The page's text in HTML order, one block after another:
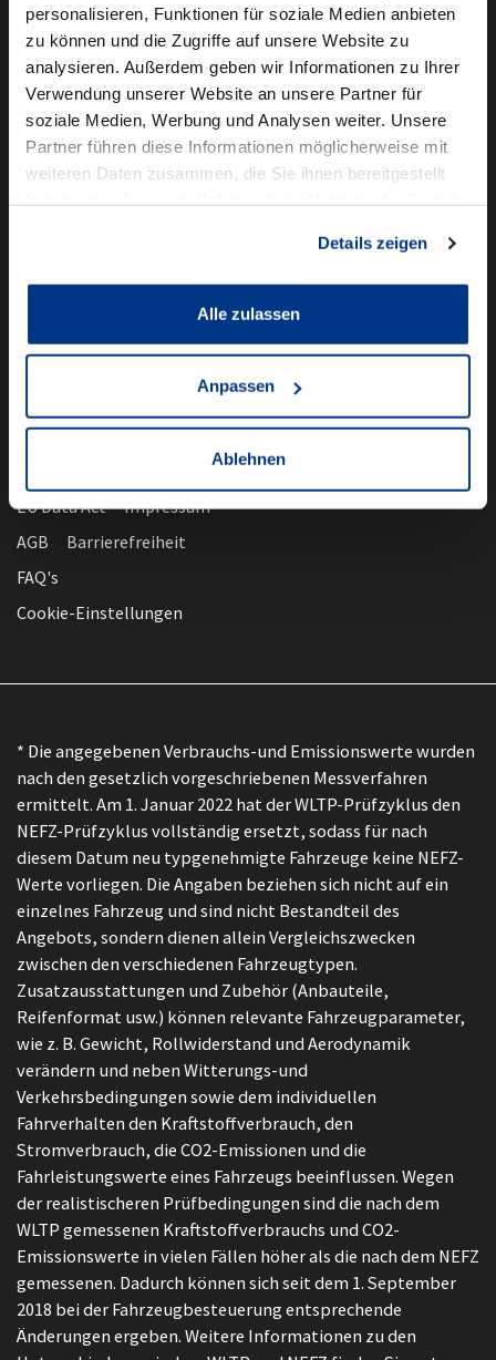
personalisieren, Funktionen für soziale Medien anbieten
zu können und die Zugriffe auf unsere Website zu
analysieren. Außerdem geben wir Informationen zu Ihrer
Verwendung unserer Website an unsere Partner für
soziale Medien, Werbung und Analysen weiter. Unsere
Partner führen diese Informationen möglicherweise mit
weiteren Daten zusammen, die Sie ihnen bereitgestellt
Details zeigen
Alle zulassen
Anpassen
Ablehnen
Für Geschäftskunden
Audi Business
BMW Geschäftskunden
Volkswagen Professional Class
Autowelt Schmidt
News & Events
Ausbildung
EU Data Act
Impressum
AGB
Barrierefreiheit
FAQ's
Cookie-Einstellungen
* Die angegebenen Verbrauchs-und Emissionswerte wurden
nach den gesetzlich vorgeschriebenen Messverfahren
ermittelt. Am 1. Januar 2022 hat der WLTP-Prüfzyklus den
NEFZ-Prüfzyklus vollständig ersetzt, sodass für nach
diesem Datum neu typgenehmigte Fahrzeuge keine NEFZ-
Werte vorliegen. Die Angaben beziehen sich nicht auf ein
einzelnes Fahrzeug und sind nicht Bestandteil des
Angebots, sondern dienen allein Vergleichszwecken
zwischen den verschiedenen Fahrzeugtypen.
Zusatzausstattungen und Zubehör (Anbauteile,
Reifenformat usw.) können relevante Fahrzeugparameter,
wie z. B. Gewicht, Rollwiderstand und Aerodynamik
verändern und neben Witterungs-und
Verkehrsbedingungen sowie dem individuellen
Fahrverhalten den Kraftstoffverbrauch, den
Stromverbrauch, die CO2-Emissionen und die
Fahrleistungswerte eines Fahrzeugs beeinflussen. Wegen
der realistischeren Prüfbedingungen sind die nach dem
WLTP gemessenen Kraftstoffverbrauchs und CO2-
Emissionswerte in vielen Fällen höher als die nach dem NEFZ
gemessenen. Dadurch können sich seit dem 1. September
2018 bei der Fahrzeugbesteuerung entsprechende
Änderungen ergeben. Weitere Informationen zu den